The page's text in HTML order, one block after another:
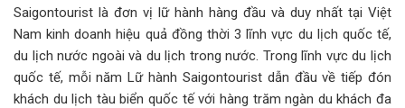
Saigontourist là đơn vị lữ hành hàng đầu và duy nhất tại Việt
Nam kinh doanh hiệu quả đồng thời 3 lĩnh vực du lịch quốc tế,
du lịch nước ngoài và du lịch trong nước. Trong lĩnh vực du lịch
quốc tế, mỗi năm Lữ hành Saigontourist dẫn đầu về tiếp đón
khách du lịch tàu biển quốc tế với hàng trăm ngàn du khách đa